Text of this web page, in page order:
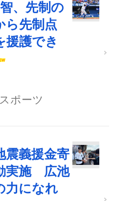
、先制の
ら先制点
援護でき
ポーツ
震義援金寄
実施 広池
力になれ